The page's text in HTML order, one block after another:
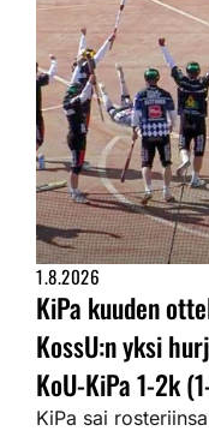
1.8.2026
KiPa kuuden
KossU:n yksi
KoU-KiPa 1-2k
KiPa sai